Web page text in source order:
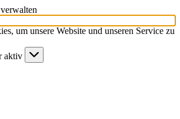
um unsere Website und unseren Service zu
aktiv